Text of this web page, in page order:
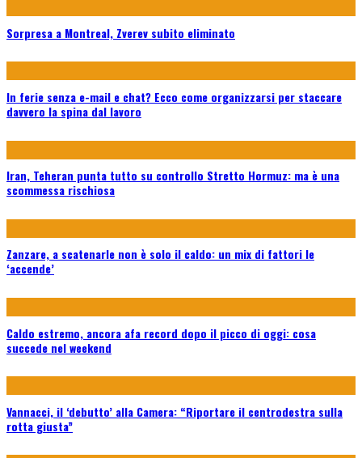
Sorpresa a Montreal, Zverev subito eliminato
In ferie senza e-mail e chat? Ecco come organizzarsi per staccare
davvero la spina dal lavoro
Iran, Teheran punta tutto su controllo Stretto Hormuz: ma è una
scommessa rischiosa
Zanzare, a scatenarle non è solo il caldo: un mix di fattori le
‘accende’
Caldo estremo, ancora afa record dopo il picco di oggi: cosa
succede nel weekend
Vannacci, il ‘debutto’ alla Camera: “Riportare il centrodestra sulla
rotta giusta”